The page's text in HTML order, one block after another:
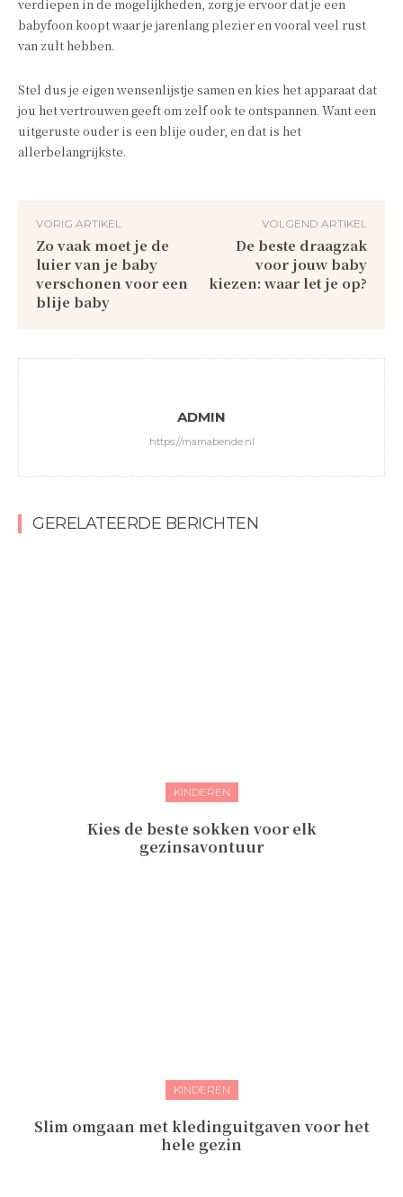
verdiepen in de mogelijkheden, zorg je ervoor dat je een
babyfoon koopt waar je jarenlang plezier en vooral veel rust
van zult hebben.
Stel dus je eigen wensenlijstje samen en kies het apparaat dat
jou het vertrouwen geeft om zelf ook te ontspannen. Want een
uitgeruste ouder is een blije ouder, en dat is het
allerbelangrijkste.
VORIG ARTIKEL
Zo vaak moet je de
luier van je baby
verschonen voor een
blije baby
VOLGEND ARTIKEL
De beste draagzak
voor jouw baby
kiezen: waar let je op?
ADMIN
https://mamabende.nl
GERELATEERDE BERICHTEN
KINDEREN
Kies de beste sokken voor elk
gezinsavontuur
KINDEREN
Slim omgaan met kledinguitgaven voor het
hele gezin